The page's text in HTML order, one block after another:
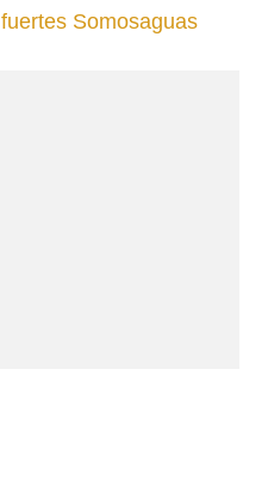
Somosaguas